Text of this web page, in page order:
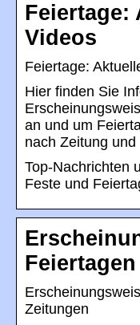
Feiertage:
Videos
Feiertage:
Hier finden Sie
an und um
nach Zeitung
Top-Nachrichten
Feste und
Feiertagen
Zeitungen